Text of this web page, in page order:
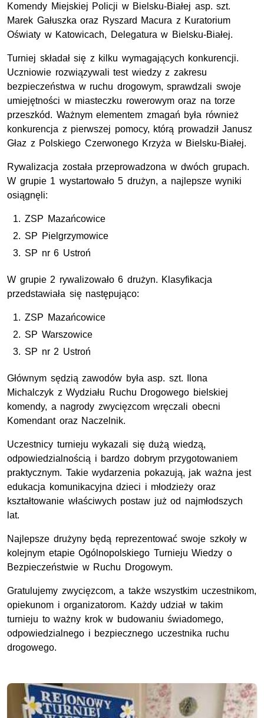
Komendy Miejskiej Policji w Bielsku-Białej asp. szt.
Marek Gałuszka oraz Ryszard Macura z Kuratorium
Oświaty w Katowicach, Delegatura w Bielsku-Białej.
Turniej składał się z kilku wymagających konkurencji.
Uczniowie rozwiązywali test wiedzy z zakresu
bezpieczeństwa w ruchu drogowym, sprawdzali swoje
umiejętności w miasteczku rowerowym oraz na torze
przeszkód. Ważnym elementem zmagań była również
konkurencja z pierwszej pomocy, którą prowadził Janusz
Głaz z Polskiego Czerwonego Krzyża w Bielsku-Białej.
Rywalizacja została przeprowadzona w dwóch grupach.
W grupie 1 wystartowało 5 drużyn, a najlepsze wyniki
osiągnęli:
ZSP Mazańcowice
SP Pielgrzymowice
SP nr6 Ustroń
W grupie 2 rywalizowało 6 drużyn. Klasyfikacja
przedstawiała się następująco:
ZSP Mazańcowice
SP Warszowice
SP nr2 Ustroń
Głównym sędzią zawodów byłaasp. szt. Ilona
Michalczyk z Wydziału Ruchu Drogowego bielskiej
komendy, a nagrody zwycięzcom wręczali obecni
Komendant oraz Naczelnik.
Uczestnicy turnieju wykazali się dużą wiedzą,
odpowiedzialnością i bardzo dobrym przygotowaniem
praktycznym. Takie wydarzenia pokazują, jak ważna jest
edukacja komunikacyjna dzieci i młodzieży oraz
kształtowanie właściwych postaw już od najmłodszych
lat.
Najlepsze drużyny będą reprezentować swoje szkoły w
kolejnym etapie Ogólnopolskiego Turnieju Wiedzy o
Bezpieczeństwie w Ruchu Drogowym.
Gratulujemy zwycięzcom, a także wszystkim uczestnikom,
opiekunom i organizatorom. Każdy udział w takim
turnieju to ważny krok w budowaniu świadomego,
odpowiedzialnego i bezpiecznego uczestnika ruchu
drogowego.